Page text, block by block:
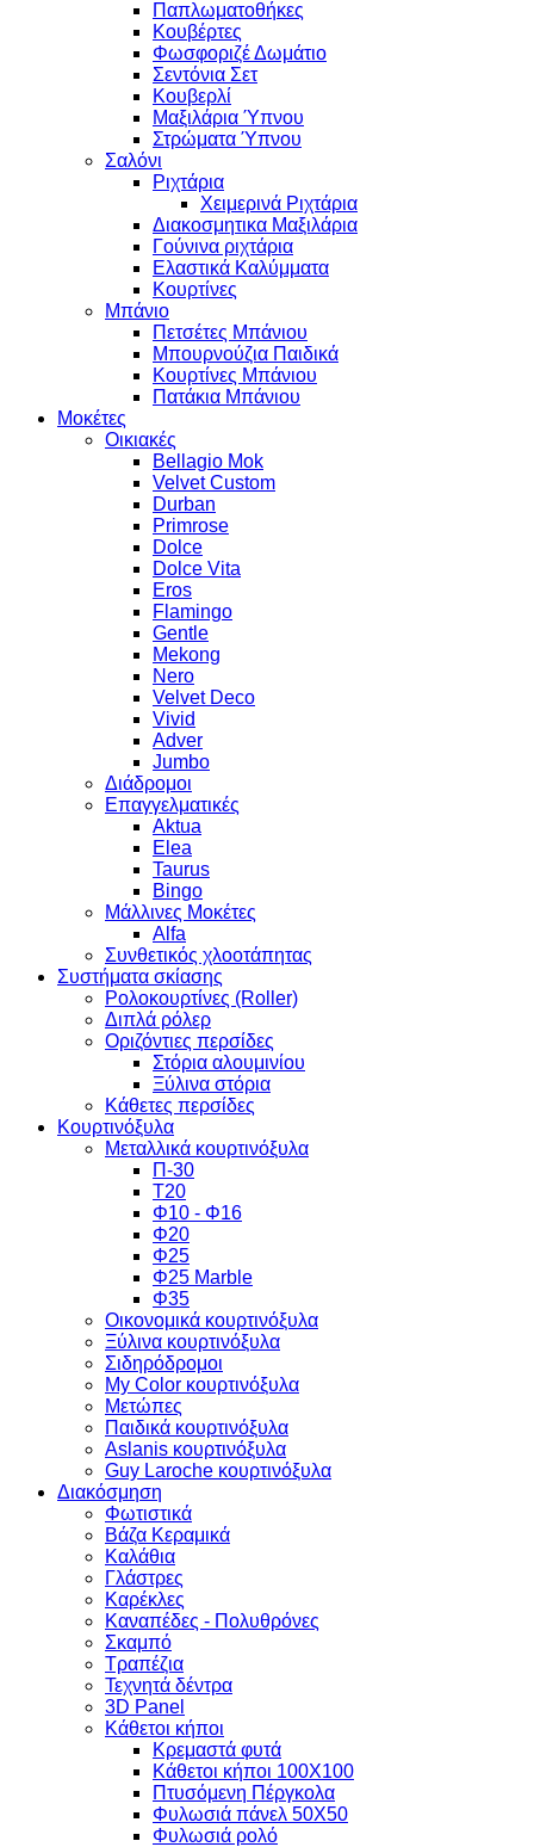
Παπλωματοθήκες
Κουβέρτες
Φωσφοριζέ Δωμάτιο
Σεντόνια Σετ
Κουβερλί
Μαξιλάρια Ύπνου
Στρώματα Ύπνου
Σαλόνι
Ριχτάρια
Χειμερινά Ριχτάρια
Διακοσμητικα Μαξιλάρια
Γούνινα ριχτάρια
Ελαστικά Καλύμματα
Κουρτίνες
Μπάνιο
Πετσέτες Μπάνιου
Μπουρνούζια Παιδικά
Κουρτίνες Μπάνιου
Πατάκια Μπάνιου
Μοκέτες
Οικιακές
Bellagio Mok
Velvet Custom
Durban
Primrose
Dolce
Dolce Vita
Eros
Flamingo
Gentle
Mekong
Nero
Velvet Deco
Vivid
Adver
Jumbo
Διάδρομοι
Επαγγελματικές
Aktua
Elea
Taurus
Bingo
Μάλλινες Μοκέτες
Alfa
Συνθετικός χλοοτάπητας
Συστήματα σκίασης
Ρολοκουρτίνες (Roller)
Διπλά ρόλερ
Οριζόντιες περσίδες
Στόρια αλουμινίου
Ξύλινα στόρια
Κάθετες περσίδες
Κουρτινόξυλα
Μεταλλικά κουρτινόξυλα
Π-30
Τ20
Φ10 - Φ16
Φ20
Φ25
Φ25 Marble
Φ35
Οικονομικά κουρτινόξυλα
Ξύλινα κουρτινόξυλα
Σιδηρόδρομοι
My Color κουρτινόξυλα
Μετώπες
Παιδικά κουρτινόξυλα
Aslanis κουρτινόξυλα
Guy Laroche κουρτινόξυλα
Διακόσμηση
Φωτιστικά
Βάζα Κεραμικά
Καλάθια
Γλάστρες
Καρέκλες
Καναπέδες - Πολυθρόνες
Σκαμπό
Τραπέζια
Τεχνητά δέντρα
3D Panel
Κάθετοι κήποι
Κρεμαστά φυτά
Κάθετοι κήποι 100Χ100
Πτυσόμενη Πέργκολα
Φυλωσιά πάνελ 50Χ50
Φυλωσιά ρολό